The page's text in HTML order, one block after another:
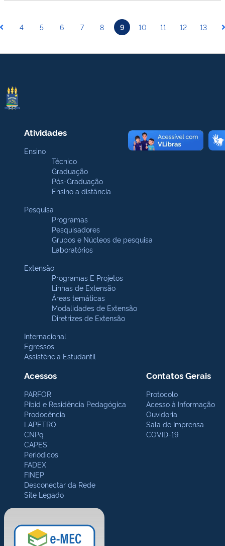
4 5 6 7 8 9 10 11 12 13
Atividades
Ensino
Técnico
Graduação
Pós-Graduação
Ensino a distância
Pesquisa
Programas
Pesquisadores
Grupos e Núcleos de pesquisa
Laboratórios
Extensão
Programas E Projetos
Linhas de Extensão
Áreas temáticas
Modalidades de Extensão
Diretrizes de Extensão
Internacional
Egressos
Assistência Estudantil
Acessos
PARFOR
Pibid e Residência Pedagógica
Prodocência
LAPETRO
CNPq
CAPES
Periódicos
FADEX
FINEP
Desconectar da Rede
Site Legado
Contatos Gerais
Protocolo
Acesso à Informação
Ouvidoria
Sala de Imprensa
COVID-19